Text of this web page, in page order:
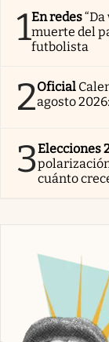
1En redes
muerte del
futbolista
2Oficial
agosto
3Elecciones
cuánto